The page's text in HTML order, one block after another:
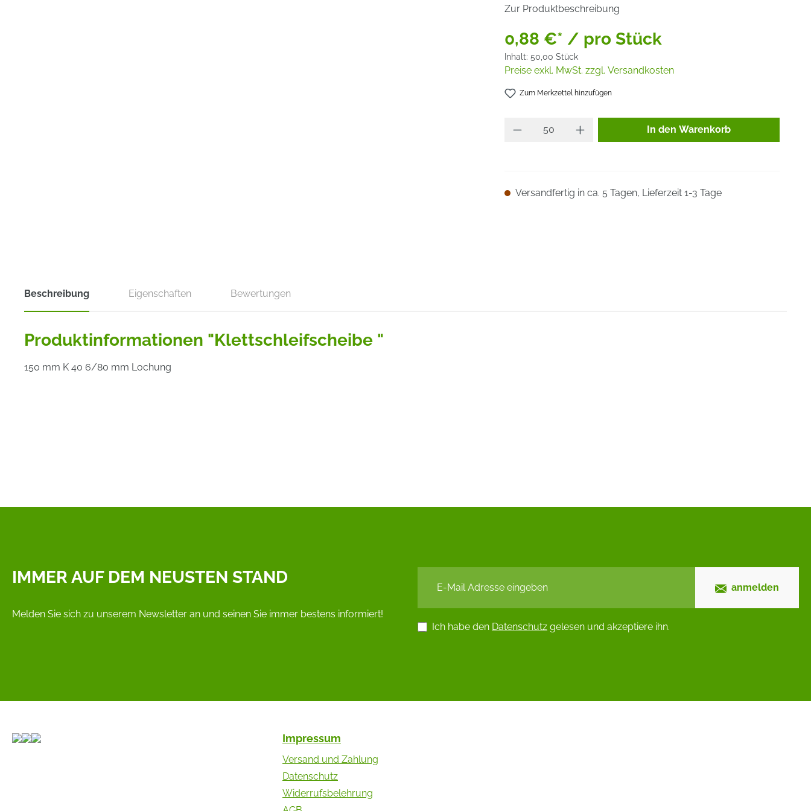
Zur Produktbeschreibung
0,88 €* / pro Stück
Inhalt: 50,00 Stück
Preise exkl. MwSt. zzgl. Versandkosten
Zum Merkzettel hinzufügen
Produkt Anzahl: Gib den
In den Warenkorb
Versandfertig in ca. 5 Tagen, Lieferzeit 1-3 Tage
Beschreibung Eigenschaften Bewertungen
Produktinformationen "Klettschleifscheibe "
150 mm K 40 6/80 mm Lochung
IMMER AUF DEM NEUSTEN STAND
Melden Sie sich zu unserem Newsletter an und seinen Sie immer bestens informiert!
anmelden
Ich habe den Datenschutz gelesen und akzeptiere ihn.
Impressum
Versand und Zahlung
Datenschutz
Widerrufsbelehrung